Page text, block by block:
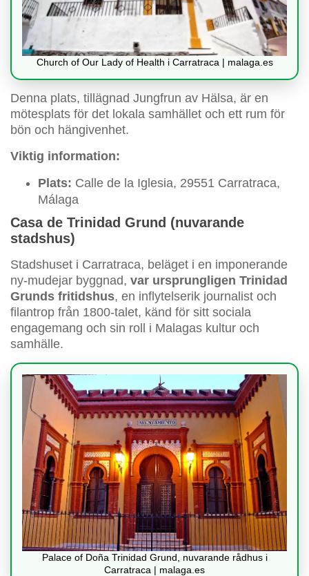
Church of Our Lady of Health i Carratraca | malaga.es
Denna plats, tillägnad Jungfrun av Hälsa, är en
mötesplats för det lokala samhället och ett rum för
bön och hängivenhet.
Viktig information:
Plats: Calle de la Iglesia, 29551 Carratraca,
Málaga
Casa de Trinidad Grund (nuvarande
stadshus)
Stadshuset i Carratraca, beläget i en imponerande
ny-mudejar byggnad, var ursprungligen Trinidad
Grunds fritidshus, en inflytelserik journalist och
filantrop från 1800-talet, känd för sitt sociala
engagemang och sin roll i Malagas kultur och
samhälle.
Palace of Doña Trinidad Grund, nuvarande rådhus i
Carratraca | malaga.es